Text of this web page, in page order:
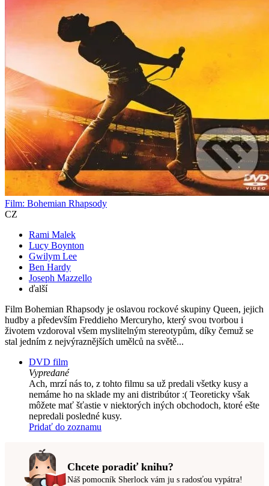
Film: Bohemian Rhapsody
CZ
Rami Malek
Lucy Boynton
Gwilym Lee
Ben Hardy
Joseph Mazzello
ďalší
Film Bohemian Rhapsody je oslavou rockové skupiny Queen, jejich
hudby a především Freddieho Mercuryho, který svou tvorbou i
životem vzdoroval všem myslitelným stereotypům, díky čemuž se
stal jedním z nejvýraznějších umělců na světě...
DVD film
Vypredané
Ach, mrzí nás to, z tohto filmu sa už predali všetky kusy a
nemáme ho na sklade my ani distribútor :( Teoreticky však
môžete mať šťastie v niektorých iných obchodoch, ktoré ešte
nepredali posledné kusy.
Pridať do zoznamu
Chcete poradiť knihu?
Náš pomocník Sherlock vám ju s radosťou vypátra!